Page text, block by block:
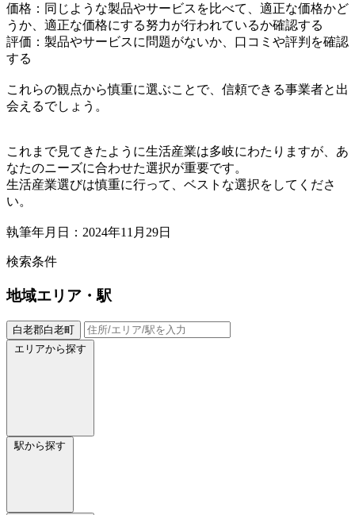
価格：同じような製品やサービスを比べて、適正な価格かど
うか、適正な価格にする努力が行われているか確認する
評価：製品やサービスに問題がないか、口コミや評判を確認
する
これらの観点から慎重に選ぶことで、信頼できる事業者と出
会えるでしょう。
これまで見てきたように生活産業は多岐にわたりますが、あ
なたのニーズに合わせた選択が重要です。
生活産業選びは慎重に行って、ベストな選択をしてくださ
い。
執筆年月日：2024年11月29日
検索条件
地域エリア・駅
白老郡白老町
エリアから探す
駅から探す